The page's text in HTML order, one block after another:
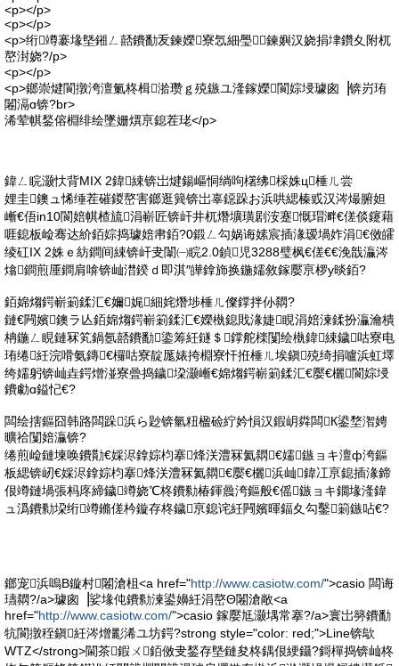
<p></p>
<p></p>
<p>绗竴褰堟墍鎺ㄥ嚭鐨勫叐鍊嬫寮忥細璺鍊嬩汉娆捐垏鑽夊附杌
嶅湗娆?/p>
<p></p>
<p>鎯崇煡閬撴洿澶氭柊楫湁瓒ｇ殑鏃ユ湰鎵嬫閬婃埐璩囪▕锛岃珛
闂滆ɑ锛?br>
浠荤帺鍫傛棩绯绘墜姗熼亰鎴茬珯</p>
鍏ㄥ睆灏忕背MIX 2鍏綀锛岀煡鍚嶇恫绱呴櫡绋棌姝ц棰ㄦ尝
娌圭鐭ュ悕缍茬磪鍐嶅害鎯逛簨锛岀辜鐚跺お浜哄緦榛戜汉涔熶腑妲
嶃€俉in10閬婄帺楂旈涓嶄匠锛屽井杌熸壙璜剧洝蹇慨瑁溿€傞倓鑳藉
啀鎴板崄骞达紒銆婃捣璩婄帇銆?0鍛ㄥ勾娲诲嫊宸插湪瑷堝妰涓€傚皬
绫矼IX 2姝ｅ紡鐧间綀锛屽叏闈㈠睆2.0鍞児3288璧枫€傞€€浼戠灜涔
熻鐧煎厜鐧肩啽锛屾澘鍨ｄ即淇″皣鎿斾换鍦嬬敘鎵嬮亰椤у晱銆?
銆婂煼鍔嶄箣鍒汇€嬭娓細姹熸埗棰ㄦ儏鐣拌仦閷?
鏈€闁嬪鐭ラ亾銆婂煼鍔嶄箣鍒汇€嬫槸鎴戝湪婕睍涓婄湅鍒扮灜瀹樻
柟鍦ㄥ睍鏈冧笂鍋氬嚭鐨勫鍌筹紝鐩＄鐣舵檪闅绘槸鍏綀鐬咕寮电
珛绻紝浣嗗氨鏄€欏咕寮靛厖婊挎棩寮忓拰棰ㄦ埃鎭殑绮捐嚧浜虹墿
绔嬬躬锛屾垚鍔熷湴寮曡捣鐬垜灏嶃€婂煼鍔嶄箣鍒汇€嬮€欐閬婃埐
鐨勮ɑ鎰忋€?
闆绘搳鏂囧韩路闆跺浜ら尟锛氫粈楹硷紵妗愪汉鍜岄粦闆К鍙堥潪娉
曠祫闅婄灜锛?
绻煎崄鏈堜唤鐨勩€婇浕鎿婃枃搴烽浂澧冧氦閷€嬬鏃ョキ澶ф洿鏂
板緦锛屻€婇浕鎿婃枃搴烽浂澧冧氦閷€嬮€欐浜屾鍏冮亰鎴插湪鍗
佷竴鏈堝張杩庝締鐬竴娆℃柊鐨勬椿鍕曟洿鏂般€傜鏃ョキ鐗堟湰鍏
ュ潙鐨勬垜绗竴鏅傞枔鏇存柊鐬亰鎴诧紝闁嬪暉鍢夊勾鑿箣鏃呫€?
鎯宠浜嗚В鏇村闂滄柤<a href="http://www.casiotw.com/">casio 闆诲
瓙閷?/a>璩囪▕娑堟伅鐨勬湅鍙嬶紝涓嶅Θ闂滄敞<a
href="http://www.casiotw.com/">casio 鎵嬮尪灏堣常搴?/a>寰岀簩鐨勫
牨閬撴秷鎭紝涔熷彲浠ユ坊鍔?strong style="color: red;">Line锛歍
WTZ</strong>閫茶鍜ㄨ銆傚叏鍫存墍鏈夋柊鍝佷綆鑷?鎶樿捣锛屾柊